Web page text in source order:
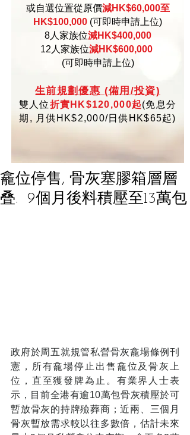
或自選位置從原價減HK$60,000至
HK$100,000 (可即時申請上位)
8人家族位減HK$400,000
12人家族位減HK$600,000
(可即時申請上位)
生前規劃優惠 (備用/投資)
雙人位折實HK$120,000起(免息分
期, 月供HK$2,000/日供HK$65起)
龕位停售, 骨灰塞膠箱層層
叠. 9個月後料積壓至13萬包
政府於周五就規管私營骨灰龕場條例刊
憲，所有龕場停止出售龕位及骨灰上
位，直至獲發牌為止。有業界人士表
示，目前全港有逾10萬包骨灰積壓於可
暫放骨灰的持牌殮葬商；近兩、三個月
骨灰暫放需求較以往多數倍，估計未來